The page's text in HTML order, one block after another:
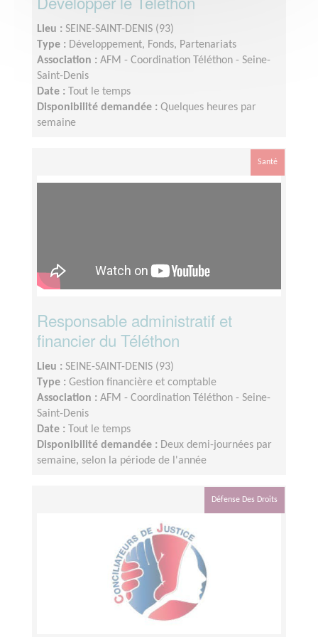
Lieu : SEINE-SAINT-DENIS (93)
Type : Développement, Fonds, Partenariats
Association : AFM - Coordination Téléthon - Seine-
Saint-Denis
Date :
Tout le temps
Disponibilité demandée : Quelques heures par
semaine
Santé
Responsable administratif et
financier du Téléthon
Lieu : SEINE-SAINT-DENIS (93)
Type : Gestion financière et comptable
Association : AFM - Coordination Téléthon - Seine-
Saint-Denis
Date :
Tout le temps
Disponibilité demandée : Deux demi-journées par
semaine, selon la période de l'année
Défense Des Droits